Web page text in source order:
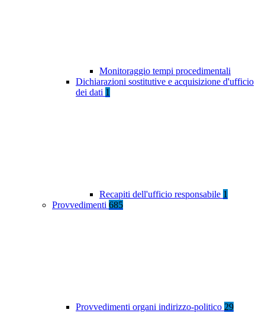
Monitoraggio tempi procedimentali
Dichiarazioni sostitutive e acquisizione d'ufficio
dei dati 1
Recapiti dell'ufficio responsabile 1
Provvedimenti 685
Provvedimenti organi indirizzo-politico 29